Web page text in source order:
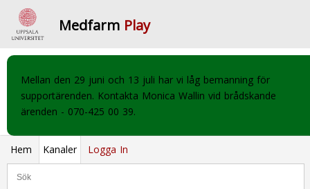
Medfarm Play
Mellan den 29 juni och 13 juli har vi låg bemanning för
supportärenden. Kontakta Monica Wallin vid brådskande
ärenden - 070-425 00 39.
Hem Kanaler Logga In